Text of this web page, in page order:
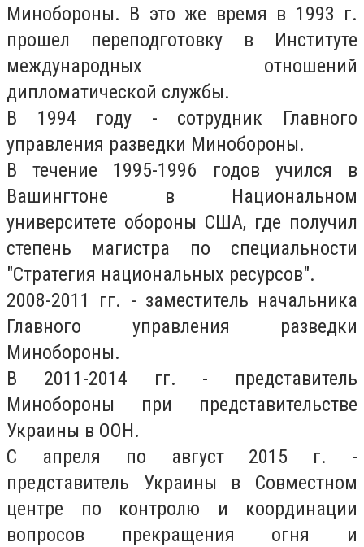
Минобороны. В это же время в 1993 г.
прошел переподготовку в Институте
международных отношений
дипломатической службы.
В 1994 году - сотрудник Главного
управления разведки Минобороны.
В течение 1995-1996 годов учился в
Вашингтоне в Национальном
университете обороны США, где получил
степень магистра по специальности
"Стратегия национальных ресурсов".
2008-2011 гг. - заместитель начальника
Главного управления разведки
Минобороны.
В 2011-2014 гг. - представитель
Минобороны при представительстве
Украины в ООН.
С апреля по август 2015 г. -
представитель Украины в Совместном
центре по контролю и координации
вопросов прекращения огня и